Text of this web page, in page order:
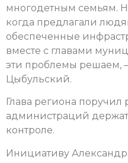
многодетным семьям.
когда предлагали
обеспеченные
вместе с главами
эти проблемы решаем,
Цыбульский.
Глава региона
администраций
контроле.
Инициативу